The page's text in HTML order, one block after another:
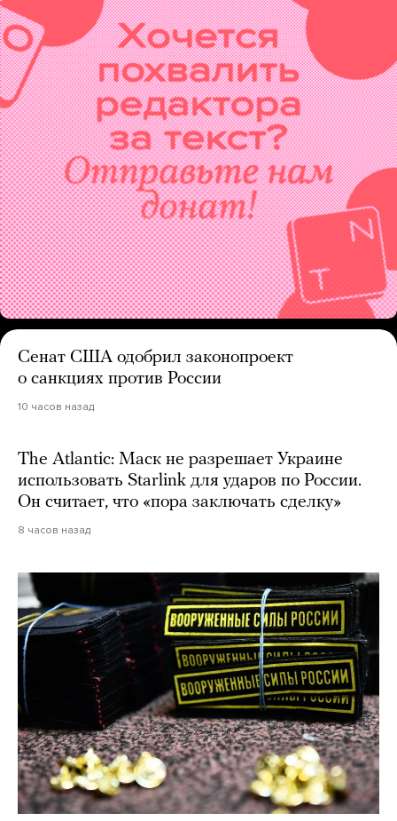
Сенат США одобрил законопроект
о санкциях против России
10 часов назад
The Atlantic: Маск не разрешает Украине
использовать Starlink для ударов по России.
Он считает, что «пора заключать сделку»
8 часов назад